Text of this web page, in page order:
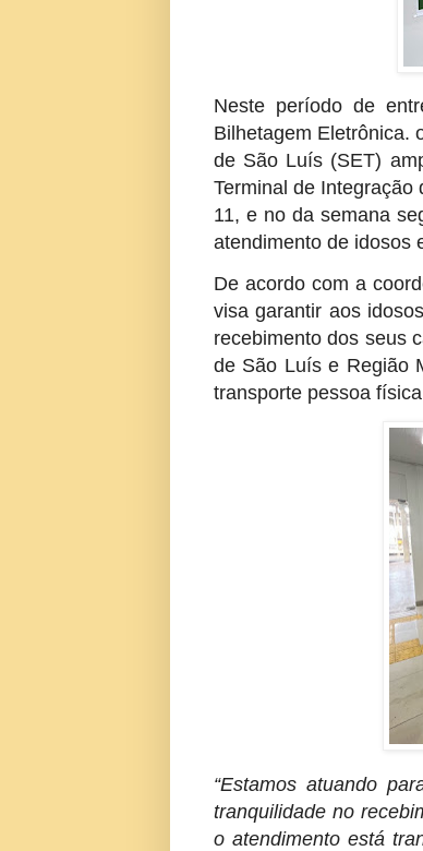
Neste período de
Bilhetagem Eletrônica.
de São Luís (SET)
Terminal de
11, e no da semana
atendimento de idosos
De acordo com a
visa garantir aos
recebimento dos seus
de São Luís e Região
transporte pessoa
“Estamos atuando
tranquilidade no
o atendimento está